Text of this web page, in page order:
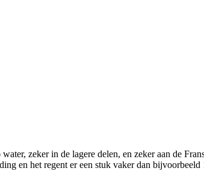
zeker in de lagere delen, en zeker aan de
en het regent er een stuk vaker dan